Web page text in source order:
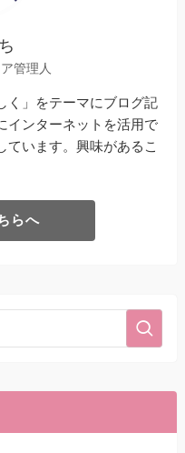
管理人
く」をテーマにブログ記
インターネットを活用で
ています。興味があるこ
らへ